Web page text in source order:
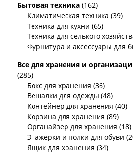
Бытовая техника (162)
Климатическая техника (39)
Техника для кухни (65)
Техника для селького
Фурнитура и аксессуары для
Все для хранения и
(285)
Бокс для хранения (36)
Вешалки для одежды (48)
Контейнер для хранения (40)
Корзина для хранения (89)
Органайзер для хранения (18)
Этажерки и полки для обуви
Ящик для хранения (34)